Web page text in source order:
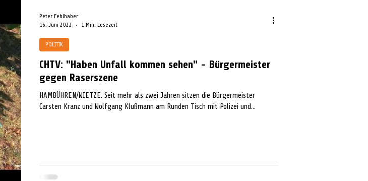
CHTV: "Haben Unfall kommen sehen" - Bürgermeister
gegen Raserszene
HAMBÜHREN/WIETZE. Seit mehr als zwei Jahren sitzen die Bürgermeister
Carsten Kranz und Wolfgang Klußmann am Runden Tisch mit Polizei und...
POLITIK
Peter Fehlhaber
16. Juni 2022
1 Min. Lesezeit